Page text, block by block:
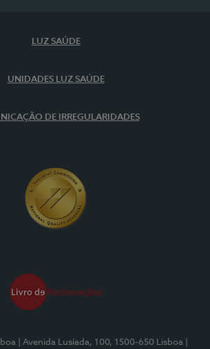
LUZ SAÚDE
UNIDADES LUZ SAÚDE
DE IRREGULARIDADES
| Avenida Lusíada, 100, 1500-650 Lisboa